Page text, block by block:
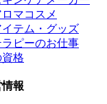
マコスメ
テム・グッズ
ピーのお仕事
格
報